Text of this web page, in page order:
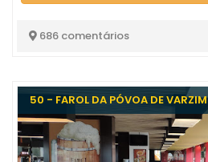
686 comentários
50 - FAROL DA PÓVOA DE VARZIM